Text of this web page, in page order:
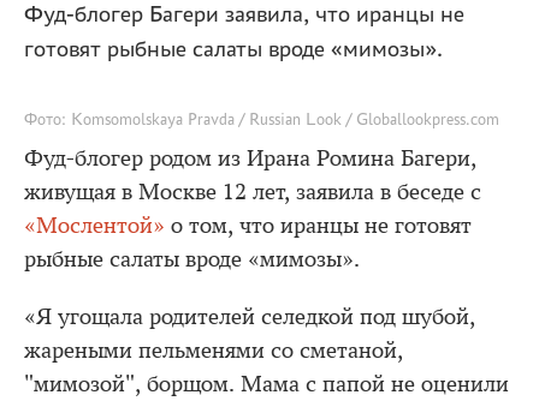
Фуд-блогер Багери заявила, что иранцы не
готовят рыбные салаты вроде «мимозы».
Фото: Komsomolskaya Pravda / Russian Look / Globallookpress.com
Фуд-блогер родом из Ирана Ромина Багери,
живущая в Москве 12 лет, заявила в беседе с
«Мослентой» о том, что иранцы не готовят
рыбные салаты вроде «мимозы».
«Я угощала родителей селедкой под шубой,
жареными пельменями со сметаной,
"мимозой", борщом. Мама с папой не оценили